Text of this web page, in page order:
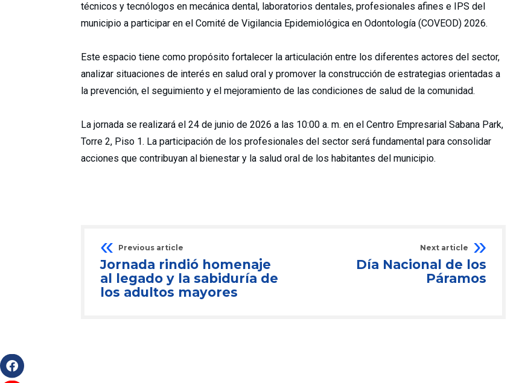
técnicos y tecnólogos en mecánica dental, laboratorios dentales, profesionales afines e IPS del
municipio a participar en el Comité de Vigilancia Epidemiológica en Odontología (COVEOD) 2026.
Este espacio tiene como propósito fortalecer la articulación entre los diferentes actores del sector,
analizar situaciones de interés en salud oral y promover la construcción de estrategias orientadas a
la prevención, el seguimiento y el mejoramiento de las condiciones de salud de la comunidad.
La jornada se realizará el 24 de junio de 2026 a las 10:00 a. m. en el Centro Empresarial Sabana Park,
Torre 2, Piso 1. La participación de los profesionales del sector será fundamental para consolidar
acciones que contribuyan al bienestar y la salud oral de los habitantes del municipio.
Previous article
Jornada rindió homenaje
al legado y la sabiduría de
los adultos mayores
Next article
Día Nacional de los
Páramos